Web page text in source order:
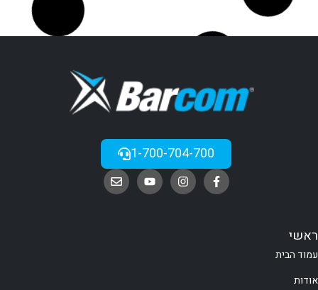
1-700-704-700
ראשי
עמוד הבית
אודות